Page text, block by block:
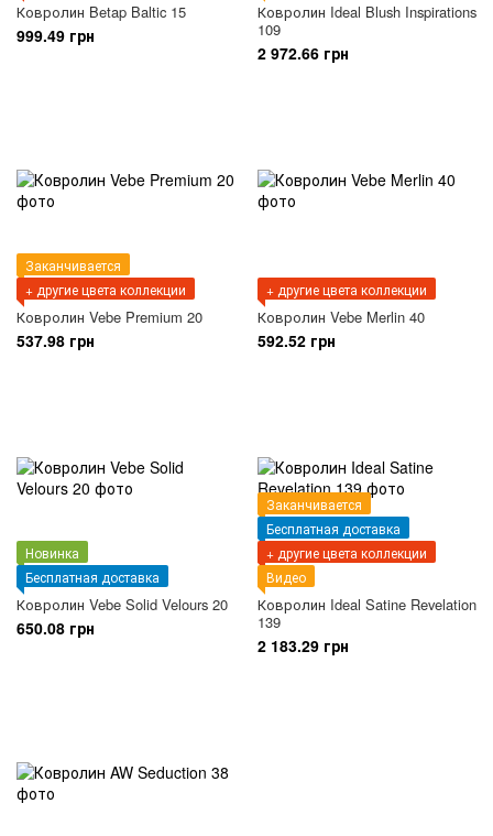
Ковролин Betap Baltic 15
999.49 грн
Ковролин Ideal Blush Inspirations
109
2 972.66 грн
Заканчивается
+ другие цвета коллекции
Ковролин Vebe Premium 20
537.98 грн
+ другие цвета коллекции
Ковролин Vebe Merlin 40
592.52 грн
Новинка
Бесплатная доставка
Ковролин Vebe Solid Velours 20
650.08 грн
Заканчивается
Бесплатная доставка
+ другие цвета коллекции
Видео
Ковролин Ideal Satine Revelation
139
2 183.29 грн